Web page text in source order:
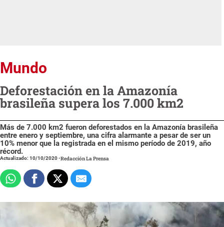
Mundo
Deforestación en la Amazonía
brasileña supera los 7.000 km2
Más de 7.000 km2 fueron deforestados en la Amazonía brasileña
entre enero y septiembre, una cifra alarmante a pesar de ser un
10% menor que la registrada en el mismo período de 2019, año
récord.
Actualizado: 10/10/2020-Redacción La Prensa